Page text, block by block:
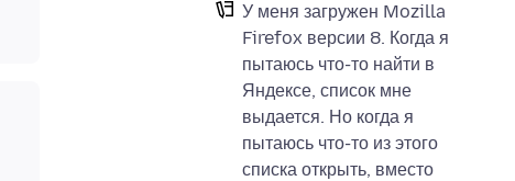
У меня загружен Mozilla
Firefox версии 8. Когда я
пытаюсь что-то найти в
Яндексе, список мне
выдается. Но когда я
пытаюсь что-то из этого
списка открыть, вместо